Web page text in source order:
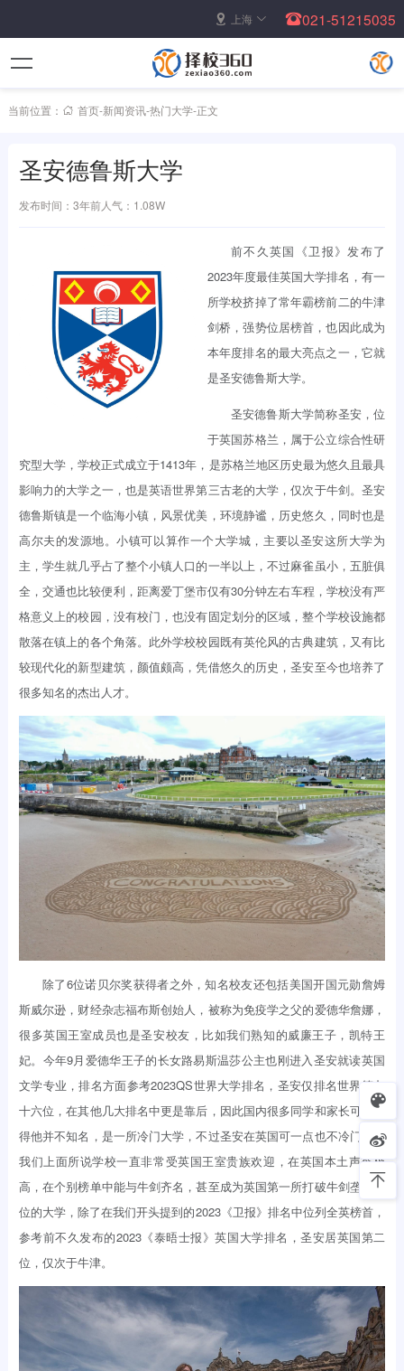
上海 021-51215035
当前位置： 首页-新闻资讯-热门大学-正文
圣安德鲁斯大学
发布时间：3年前人气：1.08W
前不久英国《卫报》发布了
2023年度最佳英国大学排名，有一
所学校挤掉了常年霸榜前二的牛津
剑桥，强势位居榜首，也因此成为
本年度排名的最大亮点之一，它就
是圣安德鲁斯大学。
圣安德鲁斯大学简称圣安，位
于英国苏格兰，属于公立综合性研
究型大学，学校正式成立于1413年，是苏格兰地区历史最为悠久且最具
影响力的大学之一，也是英语世界第三古老的大学，仅次于牛剑。圣安
德鲁斯镇是一个临海小镇，风景优美，环境静谧，历史悠久，同时也是
高尔夫的发源地。小镇可以算作一个大学城，主要以圣安这所大学为
主，学生就几乎占了整个小镇人口的一半以上，不过麻雀虽小，五脏俱
全，交通也比较便利，距离爱丁堡市仅有30分钟左右车程，学校没有严
格意义上的校园，没有校门，也没有固定划分的区域，整个学校设施都
散落在镇上的各个角落。此外学校校园既有英伦风的古典建筑，又有比
较现代化的新型建筑，颜值颇高，凭借悠久的历史，圣安至今也培养了
很多知名的杰出人才。
除了6位诺贝尔奖获得者之外，知名校友还包括美国开国元勋詹姆
斯威尔逊，财经杂志福布斯创始人，被称为免疫学之父的爱德华詹娜，
很多英国王室成员也是圣安校友，比如我们熟知的威廉王子，凯特王
妃。今年9月爱德华王子的长女路易斯温莎公主也刚进入圣安就读英国
文学专业，排名方面参考2023QS世界大学排名，圣安仅排名世界第九
十六位，在其他几大排名中更是靠后，因此国内很多同学和家长可能觉
得他并不知名，是一所冷门大学，不过圣安在英国可一点也不冷门，如
我们上面所说学校一直非常受英国王室贵族欢迎，在英国本土声誉极
高，在个别榜单中能与牛剑齐名，甚至成为英国第一所打破牛剑垄断地
位的大学，除了在我们开头提到的2023《卫报》排名中位列全英榜首，
参考前不久发布的2023《泰晤士报》英国大学排名，圣安居英国第二
位，仅次于牛津。